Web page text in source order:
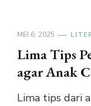
MEI 6, 2025
Lima Tips
agar Anak
Lima tips dari